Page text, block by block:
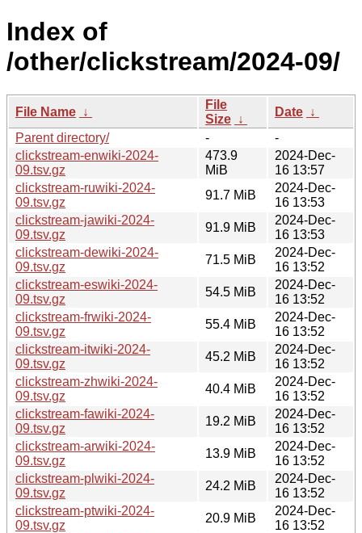
Index of
/other/clickstream/2024-09/
File Name ↓
File
Size ↓
Date ↓
Parent directory/
-
-
clickstream-enwiki-2024-
09.tsv.gz
473.9
MiB
2024-Dec-
16 13:57
clickstream-ruwiki-2024-
09.tsv.gz
91.7 MiB
2024-Dec-
16 13:53
clickstream-jawiki-2024-
09.tsv.gz
91.9 MiB
2024-Dec-
16 13:53
clickstream-dewiki-2024-
09.tsv.gz
71.5 MiB
2024-Dec-
16 13:52
clickstream-eswiki-2024-
09.tsv.gz
54.5 MiB
2024-Dec-
16 13:52
clickstream-frwiki-2024-
09.tsv.gz
55.4 MiB
2024-Dec-
16 13:52
clickstream-itwiki-2024-
09.tsv.gz
45.2 MiB
2024-Dec-
16 13:52
clickstream-zhwiki-2024-
09.tsv.gz
40.4 MiB
2024-Dec-
16 13:52
clickstream-fawiki-2024-
09.tsv.gz
19.2 MiB
2024-Dec-
16 13:52
clickstream-arwiki-2024-
09.tsv.gz
13.9 MiB
2024-Dec-
16 13:52
clickstream-plwiki-2024-
09.tsv.gz
24.2 MiB
2024-Dec-
16 13:52
clickstream-ptwiki-2024-
09.tsv.gz
20.9 MiB
2024-Dec-
16 13:52